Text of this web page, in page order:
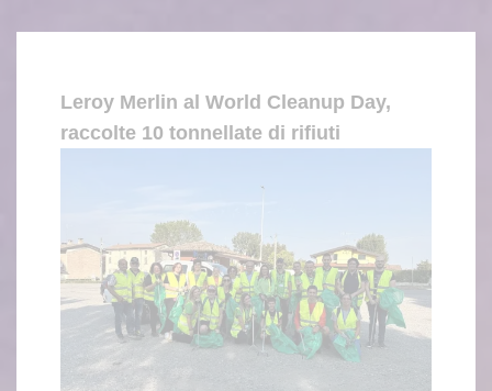
Leroy Merlin al World Cleanup Day,
raccolte 10 tonnellate di rifiuti